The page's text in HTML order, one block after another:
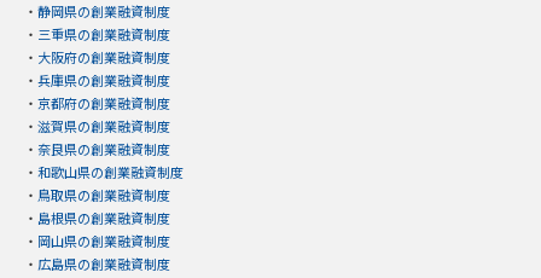
・ 静岡県の創業融資制度
・ 三重県の創業融資制度
・ 大阪府の創業融資制度
・ 兵庫県の創業融資制度
・ 京都府の創業融資制度
・ 滋賀県の創業融資制度
・ 奈良県の創業融資制度
・ 和歌山県の創業融資制度
・ 鳥取県の創業融資制度
・ 島根県の創業融資制度
・ 岡山県の創業融資制度
・ 広島県の創業融資制度